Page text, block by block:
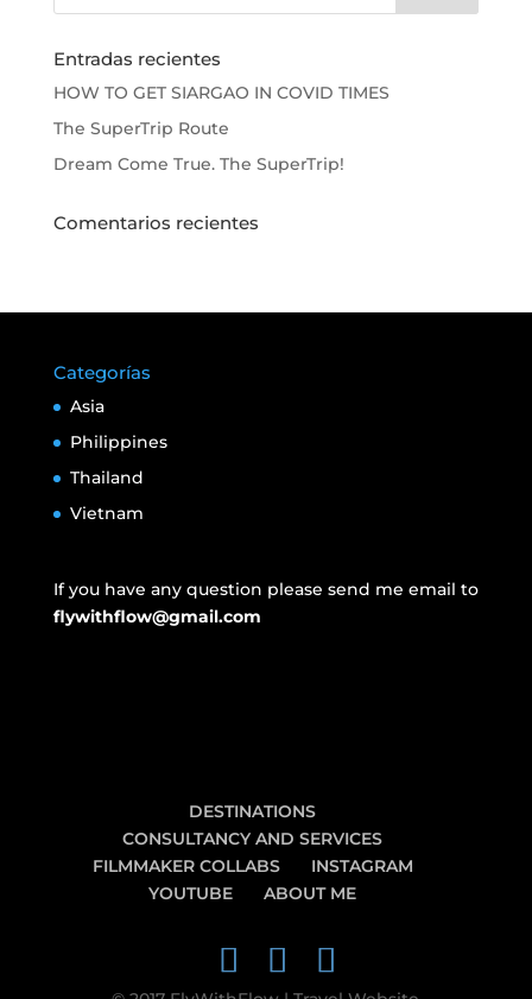
Entradas recientes
HOW TO GET SIARGAO IN COVID TIMES
The SuperTrip Route
Dream Come True. The SuperTrip!
Comentarios recientes
Categorías
Asia
Philippines
Thailand
Vietnam
If you have any question please send me email to
flywithflow@gmail.com
DESTINATIONS
CONSULTANCY AND SERVICES
FILMMAKER COLLABS
INSTAGRAM
YOUTUBE
ABOUT ME